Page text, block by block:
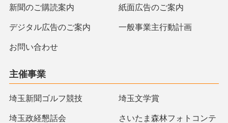
新聞のご購読案内 紙面広告のご案内
デジタル広告のご案内 一般事業主行動計画
お問い合わせ
主催事業
埼玉新聞ゴルフ競技 埼玉文学賞
埼玉政経懇話会
さいたま森林フォトコンテ